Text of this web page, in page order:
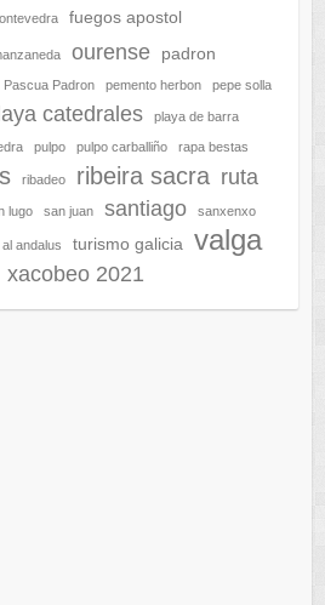
fuegos apostol
ourense padron
Pascua Padron pemento herbon pepe solla
catedrales playa de barra
pulpo pulpo carballiño rapa bestas
ribadeo ribeira sacra ruta
lugo san juan santiago sanxenxo
andalus turismo galicia valga
xacobeo 2021